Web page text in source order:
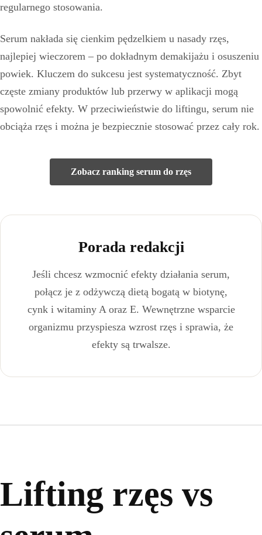
regularnego stosowania.
Serum nakłada się cienkim pędzelkiem u nasady rzęs,
najlepiej wieczorem – po dokładnym demakijażu i osuszeniu
powiek. Kluczem do sukcesu jest systematyczność. Zbyt
częste zmiany produktów lub przerwy w aplikacji mogą
spowolnić efekty. W przeciwieństwie do liftingu, serum nie
obciąża rzęs i można je bezpiecznie stosować przez cały rok.
Zobacz ranking serum do rzęs
Porada redakcji
Jeśli chcesz wzmocnić efekty działania serum,
połącz je z odżywczą dietą bogatą w biotynę,
cynk i witaminy A oraz E. Wewnętrzne wsparcie
organizmu przyspiesza wzrost rzęs i sprawia, że
efekty są trwalsze.
Lifting rzęs vs